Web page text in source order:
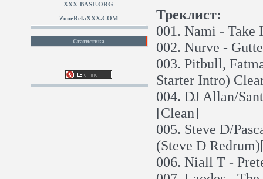
XXX-BASE.ORG
ZoneRelaXXX.COM
Статистика
Треклист:
001. Nami - Take
002. Nurve -
003. Pitbull,
Starter Intro)
004. DJ Allan/
[Clean]
005. Steve D/
(Steve D
006. Niall T -